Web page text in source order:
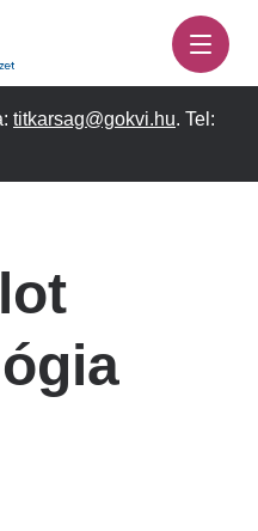
titkarsag@gokvi.hu. Tel: